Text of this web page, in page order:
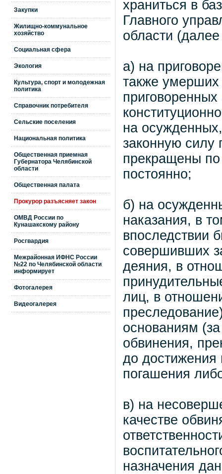
Закупки
Жилищно-коммунальное
хозяйство
Социальная сфера
Экология
Культура, спорт и молодежная
политика
Справочник потребителя
Сельские поселения
Национальная политика
Общественная приемная
Губернатора Челябинской
области
Общественная палата
Прокурор разъясняет закон
ОМВД России по
Кунашакскому району
Росгвардия
Межрайонная ИФНС России
№22 по Челябинской области
информирует
Фотогалерея
Видеогалерея
храниться в
Главного
области
а) на
также
на
законную силу
прекращены
постоянно;
б) на
наказания, в
впоследствии
совершивших
деяния, в
лиц, в
основаниям
обвинения,
до достижения
погашения
в) на
качестве
назначения